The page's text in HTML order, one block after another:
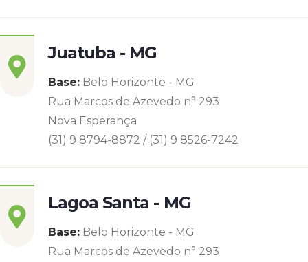
Juatuba - MG
Base: Belo Horizonte - MG
Rua Marcos de Azevedo n° 293
Nova Esperança
(31) 9 8794-8872 / (31) 9 8526-7242
Lagoa Santa - MG
Base: Belo Horizonte - MG
Rua Marcos de Azevedo n° 293